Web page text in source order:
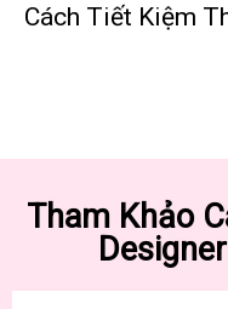
Cách Tiết Kiệm
Tham Khảo